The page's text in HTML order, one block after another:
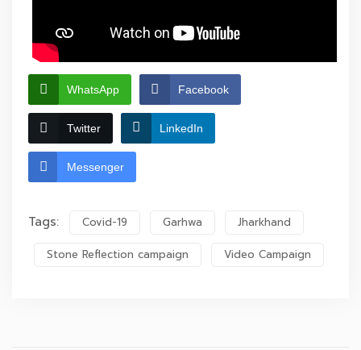
WhatsApp Facebook
Twitter LinkedIn
Messenger
Tags: Covid-19 Garhwa Jharkhand
Stone Reflection campaign Video Campaign